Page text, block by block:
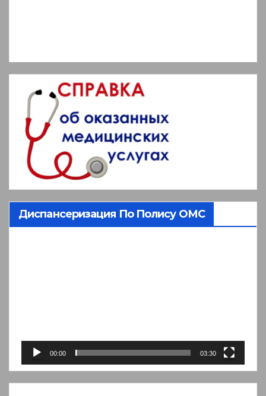
Диспансеризация По Полису ОМС
00:00 03:30